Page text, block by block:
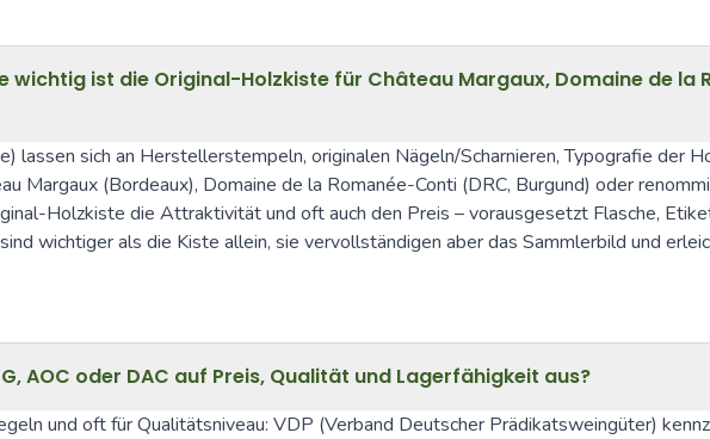
wichtig ist die Original-Holzkiste für Château Margaux, Domaine de la
lassen sich an Herstellerstempeln, originalen Nägeln/Scharnieren, Typografie der
Margaux (Bordeaux), Domaine de la Romanée-Conti (DRC, Burgund) oder
Holzkiste die Attraktivität und oft auch den Preis – vorausgesetzt Flasche,
wichtiger als die Kiste allein, sie vervollständigen aber das Sammlerbild und
AOC oder DAC auf Preis, Qualität und Lagerfähigkeit aus?
und oft für Qualitätsniveau: VDP (Verband Deutscher Prädikatsweingüter)